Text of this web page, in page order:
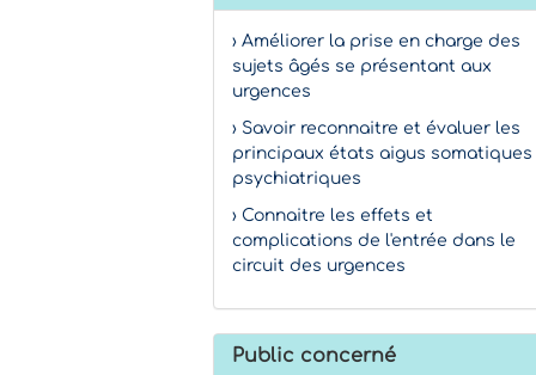
› Améliorer la prise en charge des
sujets âgés se présentant aux
urgences
› Savoir reconnaitre et évaluer les
principaux états aigus somatiques
psychiatriques
› Connaitre les effets et
complications de l'entrée dans le
circuit des urgences
Public concerné